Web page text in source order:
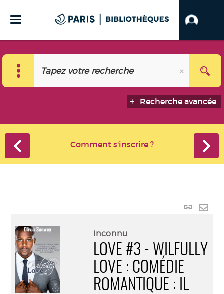
Recherche avancée
Comment s'inscrire ?
Lien
mail
Inconnu
LOVE #3 - WILFULLY
LOVE : COMÉDIE
ROMANTIQUE : IL